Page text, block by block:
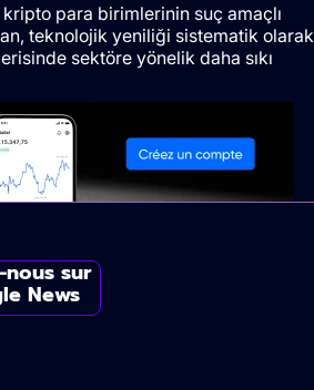
para birimlerinin suç amaçlı
teknolojik yeniliği sistematik olarak
sektöre yönelik daha sıkı
nous sur
News